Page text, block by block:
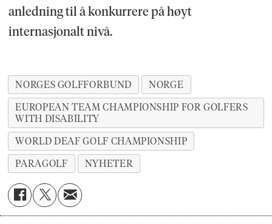
anledning til å konkurrere på høyt
internasjonalt nivå.
NORGES GOLFFORBUND
NORGE
EUROPEAN TEAM CHAMPIONSHIP FOR GOLFERS
WITH DISABILITY
WORLD DEAF GOLF CHAMPIONSHIP
PARAGOLF
NYHETER